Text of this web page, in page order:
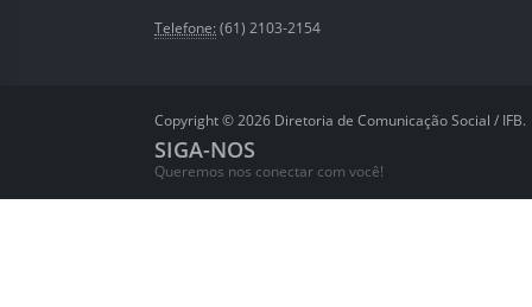
Telefone: (61) 2103-2154
Copyright © 2026 Diretoria de Comunicação Social / IFB.
SIGA-NOS
Queremos nos conectar com você!